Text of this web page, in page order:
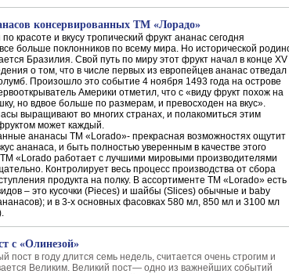
консервированных ТМ «Лорадо»
красоте и вкусу тропический фрукт ананас сегодня
больше поклонников по всему мира. Но исторической
Бразилия. Свой путь по миру этот фрукт начал в конце XV
о том, что в числе первых из европейцев ананас отведал
Произошло это событие 4 ноября 1493 года на острове
Америки отметил, что с «виду фрукт похож на
но вдвое больше по размерам, и превосходен на вкус».
выращивают во многих странах, и полакомиться этим
может каждый.
ананасы ТМ «Lorado»- прекрасная возможностях ощутит
ананаса, и быть полностью уверенным в качестве этого
«Lorado работает с лучшими мировыми производителями
Контролирует весь процесс производства от сбора
продукта на полку. В ассортименте ТМ «Lorado» есть
– это кусочки (Pieces) и шайбы (Slices) обычные и baby
и в 3-х основных фасовках 580 мл, 850 мл и 3100 мл
с «Олинезой»
пост в году длится семь недель, считается очень строгим и
Великим. Великий пост— одно из важнейших событий